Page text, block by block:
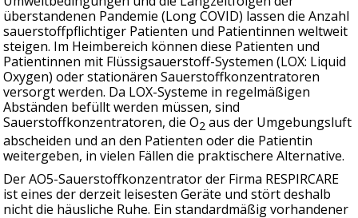
überstandenen Pandemie (Long COVID) lassen die Anzahl
sauerstoffpflichtiger Patienten und Patientinnen weltweit
steigen. Im Heimbereich können diese Patienten und
Patientinnen mit Flüssigsauerstoff-Systemen (LOX: Liquid
Oxygen) oder stationären Sauerstoffkonzentratoren
versorgt werden. Da LOX-Systeme in regelmäßigen
Abständen befüllt werden müssen, sind
Sauerstoffkonzentratoren, die O2 aus der Umgebungsluft
abscheiden und an den Patienten oder die Patientin
weitergeben, in vielen Fällen die praktischere Alternative.
Der AO5-Sauerstoffkonzentrator der Firma RESPIRCARE
ist eines der derzeit leisesten Geräte und stört deshalb
nicht die häusliche Ruhe. Ein standardmäßig vorhandener